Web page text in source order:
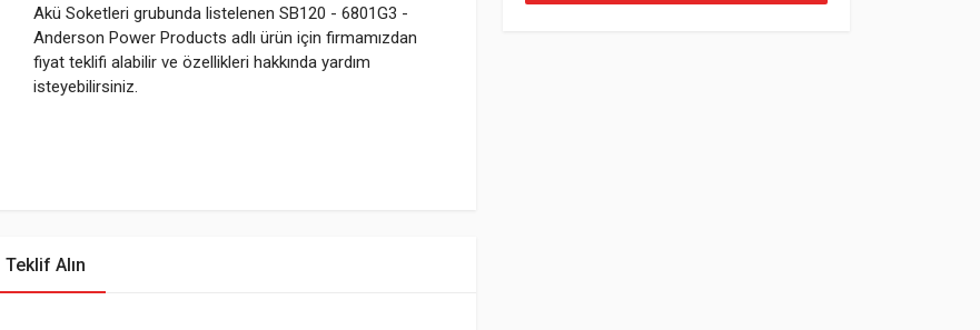
Akü Soketleri grubunda listelenen SB120 - 6801G3 -
Anderson Power Products adlı ürün için firmamızdan
fiyat teklifi alabilir ve özellikleri hakkında yardım
isteyebilirsiniz.
Teklif Alın